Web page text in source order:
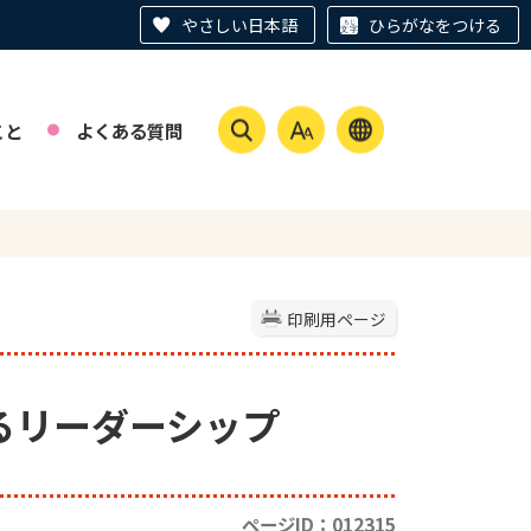
やさしい日本語 ひらがなをつける
よくある質問
印刷用ページ
ーダーシップ
ページID：012315